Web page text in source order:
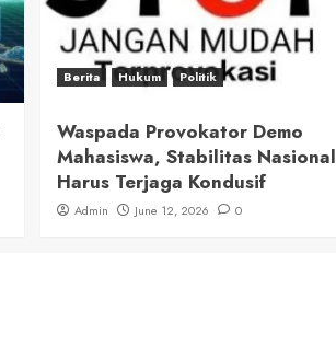
Berita Hukum Politik
Waspada Provokator Demo
Mahasiswa, Stabilitas Nasional
Harus Terjaga Kondusif
Admin June 12, 2026 0